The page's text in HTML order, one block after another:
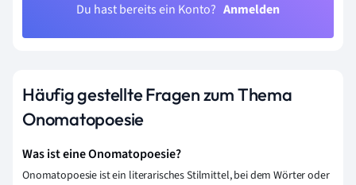
Du hast bereits ein Konto? Anmelden
Häufig gestellte Fragen zum Thema
Onomatopoesie
Was ist eine Onomatopoesie?
Onomatopoesie ist ein literarisches Stilmittel, bei dem Wörter oder